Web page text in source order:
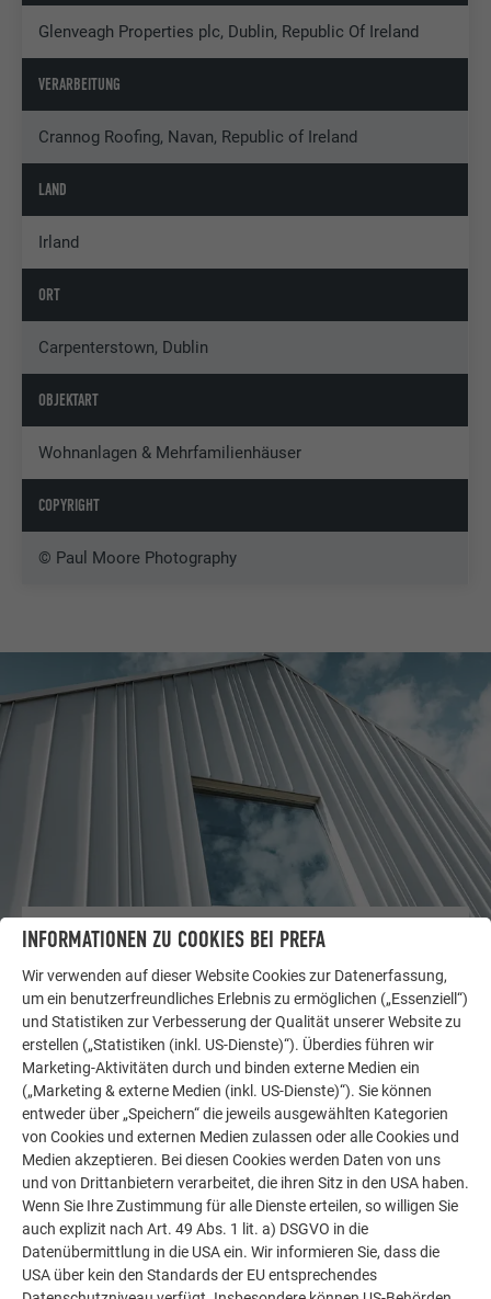
Glenveagh Properties plc, Dublin, Republic Of Ireland
VERARBEITUNG
Crannog Roofing, Navan, Republic of Ireland
LAND
Irland
ORT
Carpenterstown, Dublin
OBJEKTART
Wohnanlagen & Mehrfamilienhäuser
COPYRIGHT
© Paul Moore Photography
LASSEN SIE SICH INSPIRIEREN
WEITERE OBJEKTE
Die PREFA Referenzgalerie zeigt, wie vielseitig
Aluminium eingesetzt werden kann. Entdecken Sie
weitere beeindruckende Projekte mit den langlebigen
PREFA Aluminiumlösungen für Dach, Solar und
Fassade.
MEHR REFERENZEN ANSEHEN
INFORMATIONEN ZU COOKIES BEI PREFA
Wir verwenden auf dieser Website Cookies zur Datenerfassung,
um ein benutzerfreundliches Erlebnis zu ermöglichen („Essenziell“)
und Statistiken zur Verbesserung der Qualität unserer Website zu
erstellen („Statistiken (inkl. US-Dienste)“). Überdies führen wir
Marketing-Aktivitäten durch und binden externe Medien ein
(„Marketing & externe Medien (inkl. US-Dienste)“). Sie können
entweder über „Speichern“ die jeweils ausgewählten Kategorien
von Cookies und externen Medien zulassen oder alle Cookies und
Medien akzeptieren. Bei diesen Cookies werden Daten von uns
und von Drittanbietern verarbeitet, die ihren Sitz in den USA haben.
Wenn Sie Ihre Zustimmung für alle Dienste erteilen, so willigen Sie
auch explizit nach Art. 49 Abs. 1 lit. a) DSGVO in die
Datenübermittlung in die USA ein. Wir informieren Sie, dass die
USA über kein den Standards der EU entsprechendes